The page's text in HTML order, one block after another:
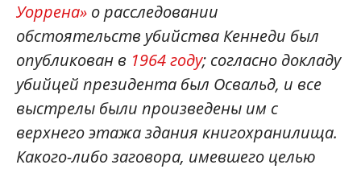
Уоррена» о расследовании
обстоятельств убийства Кеннеди был
опубликован в 1964 году; согласно докладу
убийцей президента был Освальд, и все
выстрелы были произведены им с
верхнего этажа здания книгохранилища.
Какого-либо заговора, имевшего целью